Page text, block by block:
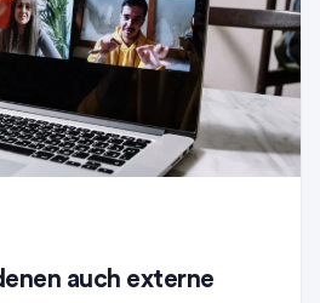
auch externe